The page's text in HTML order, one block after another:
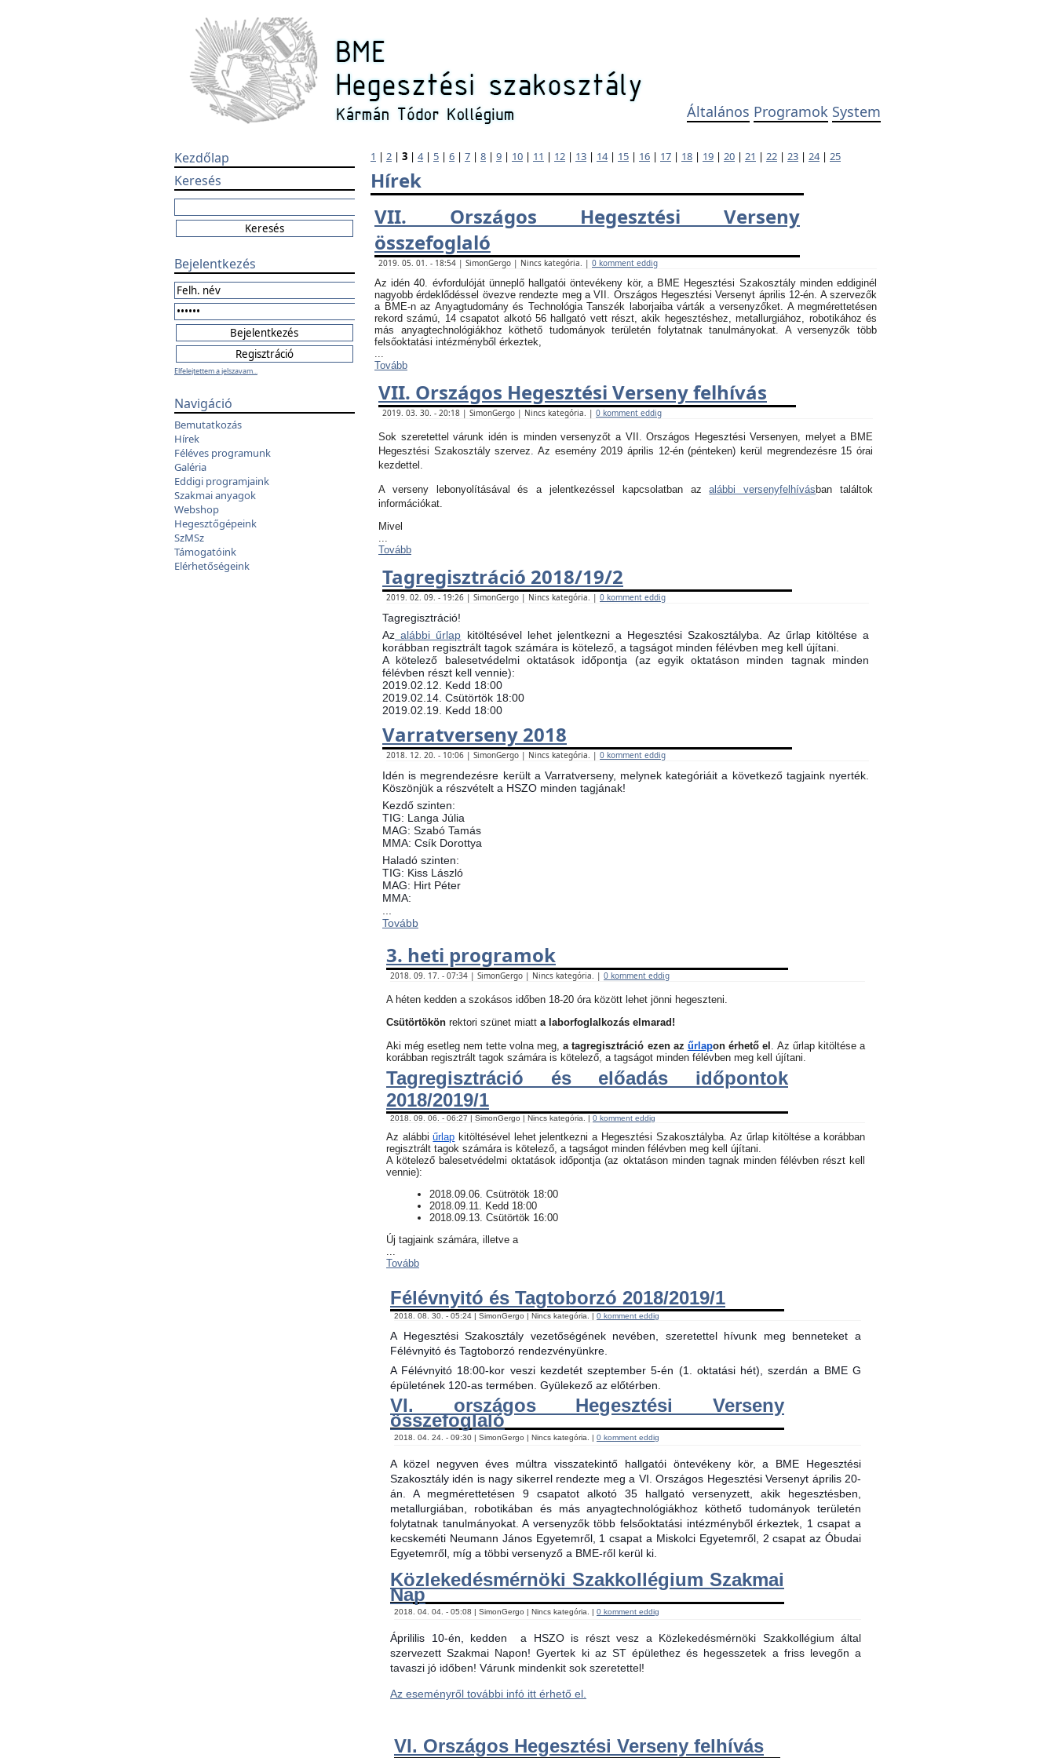
Általános Programok System
Kezdőlap
Keresés
Bejelentkezés
Elfelejtettem a jelszavam...
Navigáció
Bemutatkozás
Hírek
Féléves programunk
Galéria
Eddigi programjaink
Szakmai anyagok
Webshop
Hegesztőgépeink
SzMSz
Támogatóink
Elérhetőségeink
1 | 2 | 3 | 4| 5 | 6 | 7 | 8 | 9 | 10 | 11 | 12 | 13 | 14| 15 | 16 | 17 | 18 | 19 | 20 | 21 | 22 | 23 | 24| 25
Hírek
VII. Országos Hegesztési Verseny
összefoglaló
2019. 05. 01. - 18:54 | SimonGergo | Nincs kategória. | 0 komment eddig
Az idén 40. évfordulóját ünneplő hallgatói öntevékeny kör, a BME Hegesztési Szakosztály minden eddiginél
nagyobb érdeklődéssel övezve rendezte meg a VII. Országos Hegesztési Versenyt április 12-én. A szervezők
a BME-n az Anyagtudomány és Technológia Tanszék laborjaiba várták a versenyzőket. A megmérettetésen
rekord számú, 14 csapatot alkotó 56 hallgató vett részt, akik hegesztéshez, metallurgiához, robotikához és
más anyagtechnológiákhoz köthető tudományok területén folytatnak tanulmányokat. A versenyzők több
felsőoktatási intézményből érkeztek,
...
Tovább
VII. Országos Hegesztési Verseny felhívás
2019. 03. 30. - 20:18 | SimonGergo | Nincs kategória. | 0 komment eddig
Sok szeretettel várunk idén is minden versenyzőt a VII. Országos Hegesztési Versenyen, melyet a BME
Hegesztési Szakosztály szervez. Az esemény 2019 április 12-én (pénteken) kerül megrendezésre 15 órai
kezdettel.
A verseny lebonyolításával és a jelentkezéssel kapcsolatban azalábbi versenyfelhívás ban találtok
információkat.
Mivel
...
Tovább
Tagregisztráció 2018/19/2
2019. 02. 09. - 19:26 | SimonGergo | Nincs kategória. | 0 komment eddig
Tagregisztráció!
Az alábbi űrlap kitöltésével lehet jelentkezni a Hegesztési Szakosztályba. Az űrlap kitöltése a
korábban regisztrált tagok számára is kötelező, a tagságot minden félévben meg kell újítani.
​A kötelező balesetvédelmi oktatások időpontja (az egyik oktatáson minden tagnak minden
félévben részt kell vennie):
​2019.02.12. Kedd 18:00
2019.02.14. Csütörtök 18:00
2019.02.19. Kedd 18:00
Varratverseny 2018
2018. 12. 20. - 10:06 | SimonGergo | Nincs kategória. | 0 komment eddig
Idén is megrendezésre került a Varratverseny, melynek kategóriáit a következő tagjaink nyerték.
Köszönjük a részvételt a HSZO minden tagjának!
Kezdő szinten:
TIG: Langa Júlia
MAG: Szabó Tamás
MMA: Csík Dorottya
Haladó szinten:
TIG: Kiss László
MAG: Hirt Péter
MMA:
Tovább
3. heti programok
2018. 09. 17. - 07:34 | SimonGergo | Nincs kategória. | 0 komment eddig
A héten kedden a szokásos időben 18-20 óra között lehet jönni hegeszteni.
Csütörtökön rektori szünet miatt a laborfoglalkozás elmarad!
Aki még esetleg nem tette volna meg, a tagregisztráció ezen az űrlapon érhető el . Az űrlap kitöltése a
korábban regisztrált tagok számára is kötelező, a tagságot minden félévben meg kell újítani.
Tagregisztráció és előadás időpontok
2018/2019/1
2018. 09. 06. - 06:27 | SimonGergo | Nincs kategória. | 0 komment eddig
Az alábbiűrlap kitöltésével lehet jelentkezni a Hegesztési Szakosztályba. Az űrlap kitöltése a korábban
regisztrált tagok számára is kötelező, a tagságot minden félévben meg kell újítani.
​A kötelező balesetvédelmi oktatások időpontja (az oktatáson minden tagnak minden félévben részt kell
vennie):
​2018.09.06. Csütrötök 18:00
2018.09.11. Kedd 18:00
2018.09.13. Csütörtök 16:00
Új tagjaink számára, illetve a
...
Tovább
Félévnyitó és Tagtoborzó 2018/2019/1
2018. 08. 30. - 05:24 | SimonGergo | Nincs kategória. | 0 komment eddig
A Hegesztési Szakosztály vezetőségének nevében, szeretettel hívunk meg benneteket a
Félévnyitó és Tagtoborzó rendezvényünkre.
A Félévnyitó 18:00-kor veszi kezdetét szeptember 5-én (1. oktatási hét), szerdán a BME G
épületének 120-as termében. Gyülekező az előtérben.
VI. országos Hegesztési Verseny
összefoglaló
2018. 04. 24. - 09:30 | SimonGergo | Nincs kategória. | 0 komment eddig
A közel negyven éves múltra visszatekintő hallgatói öntevékeny kör, a BME Hegesztési
Szakosztály idén is nagy sikerrel rendezte meg a VI. Országos Hegesztési Versenyt április 20-
án. A megmérettetésen 9 csapatot alkotó 35 hallgató versenyzett, akik hegesztésben,
metallurgiában, robotikában és más anyagtechnológiákhoz köthető tudományok területén
folytatnak tanulmányokat. A versenyzők több felsőoktatási intézményből érkeztek, 1 csapat a
kecskeméti Neumann János Egyetemről, 1 csapat a Miskolci Egyetemről, 2 csapat az Óbudai
Egyetemről, míg a többi versenyző a BME-ről kerül ki.
Közlekedésmérnöki Szakkollégium Szakmai
Nap
2018. 04. 04. - 05:08 | SimonGergo | Nincs kategória. | 0 komment eddig
Áprililis 10-én, kedden
a HSZO is részt vesz a Közlekedésmérnöki Szakkollégium által
szervezett Szakmai Napon! Gyertek ki az ST épülethez és hegesszetek a friss levegőn a
tavaszi jó időben! Várunk mindenkit sok szeretettel!
Az eseményről további infó itt érhető el.
VI. Országos Hegesztési Verseny felhívás